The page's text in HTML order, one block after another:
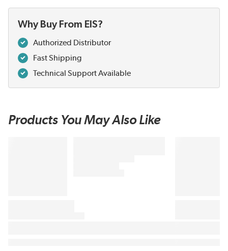
Why Buy From EIS?
Authorized Distributor
Fast Shipping
Technical Support Available
Products You May Also Like